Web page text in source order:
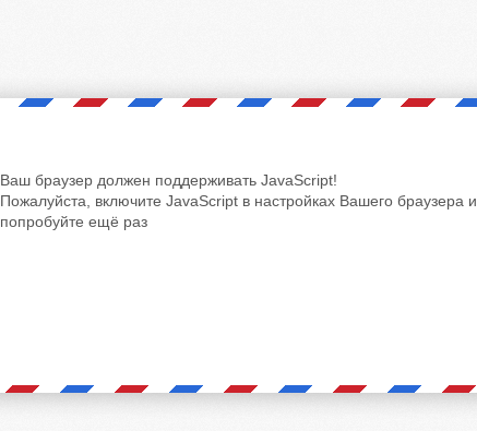
Ваш браузер должен поддерживать JavaScript!
Пожалуйста, включите JavaScript в настройках Вашего браузера и
попробуйте ещё раз